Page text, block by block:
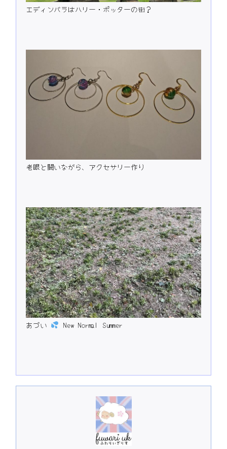
エディンバラはハリー・ポッターの街？
老眼と闘いながら、アクセサリー作り
あづい New Normal Summer